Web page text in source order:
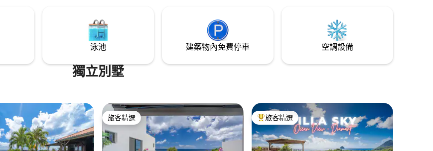
泳池 建築物內免費停車 空調設備
獨立別墅
旅客精選
旅客精選 旅客精選榜首
旅客精選